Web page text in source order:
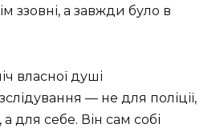
ззовні, а завжди було в
власної душі
— не для поліції,
для себе. Він сам собі